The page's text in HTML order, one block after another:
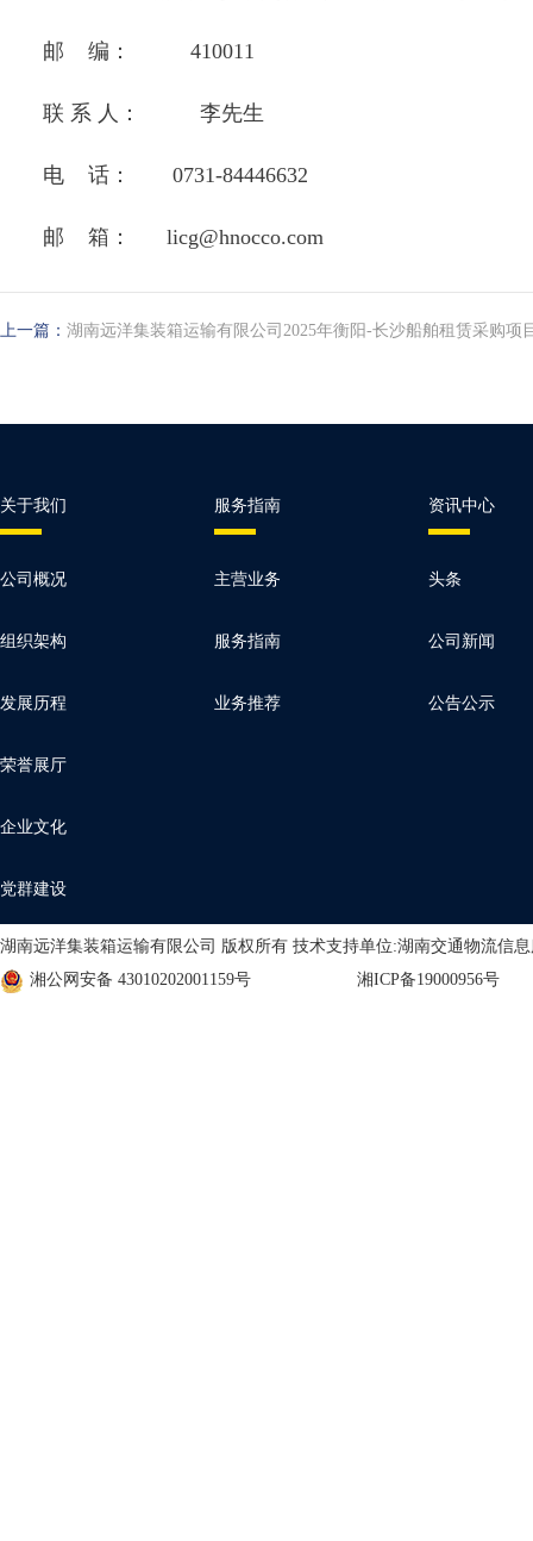
邮 编： 410011
联 系 人： 李先生
电 话： 0731-84446632
邮 箱： licg@hnocco.com
上一篇： 湖南远洋集装箱运输有限公司2025年衡阳-长沙船舶租赁采购项
关于我们 服务指南 资讯中心
公司概况 主营业务 头条
组织架构 服务指南 公司新闻
发展历程 业务推荐 公告公示
荣誉展厅
企业文化
党群建设
湖南远洋集装箱运输有限公司 版权所有 技术支持单位:湖南交通物流信
湘公网安备 43010202001159号
湘ICP备19000956号